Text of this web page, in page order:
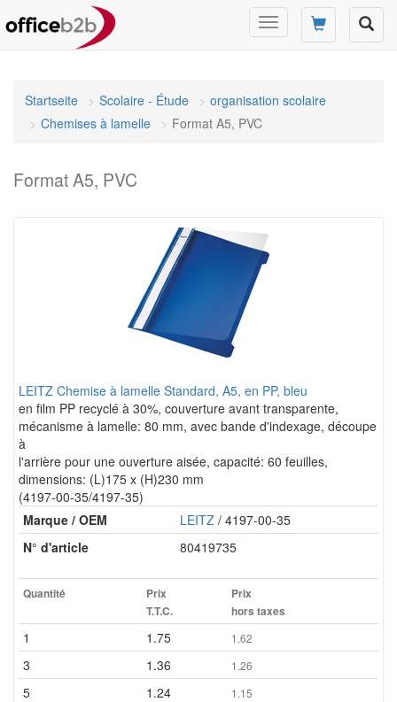
Changer
mode
Startseite
Scolaire - Étude
organisation scolaire
Chemises à lamelle
Format A5, PVC
Format A5, PVC
LEITZ Chemise à lamelle Standard, A5, en PP, bleu
en film PP recyclé à 30%, couverture avant transparente,
mécanisme à lamelle: 80 mm, avec bande d'indexage, découpe
à
l'arrière pour une ouverture aisée, capacité: 60 feuilles,
dimensions: (L)175 x (H)230 mm
(4197-00-35/4197-35)
Marque / OEM
LEITZ / 4197-00-35
N° d'article
80419735
Quantité
Prix
T.T.C.
Prix
hors taxes
1 1.75 1.62
3 1.36 1.26
5 1.24 1.15